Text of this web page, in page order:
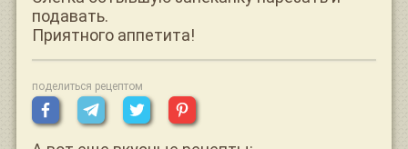
подавать.
Приятного аппетита!
поделиться рецептом